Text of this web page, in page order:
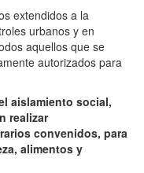
extendidos a la
urbanos y en
aquellos que se
autorizados para
aislamiento social,
realizar
convenidos, para
alimentos y